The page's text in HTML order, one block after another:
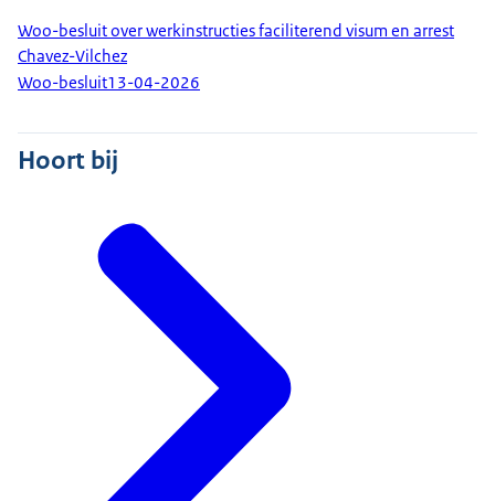
Woo-besluit over werkinstructies faciliterend visum en arrest
Chavez-Vilchez
Woo-besluit13-04-2026
Hoort bij